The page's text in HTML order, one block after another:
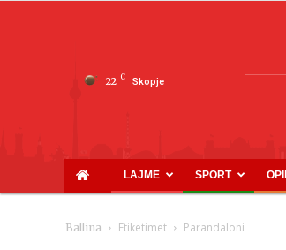
22 C Skopje
LAJME SPORT
Ballina Etiketimet Parandaloni